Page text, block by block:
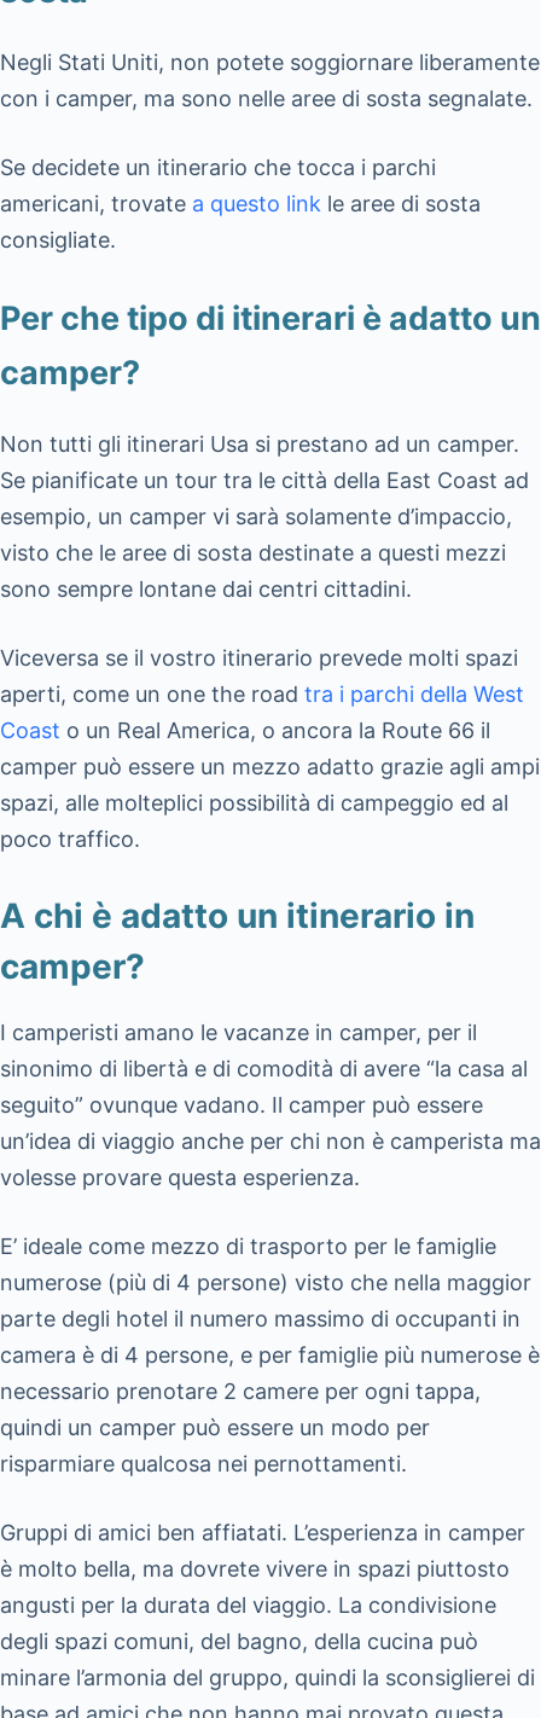
Negli Stati Uniti, non potete soggiornare liberamente
con i camper, ma sono nelle aree di sosta segnalate.
Se decidete un itinerario che tocca i parchi
americani, trovate a questo link le aree di sosta
consigliate.
Per che tipo di itinerari è adatto un
camper?
Non tutti gli itinerari Usa si prestano ad un camper.
Se pianificate un tour tra le città della East Coast ad
esempio, un camper vi sarà solamente d’impaccio,
visto che le aree di sosta destinate a questi mezzi
sono sempre lontane dai centri cittadini.
Viceversa se il vostro itinerario prevede molti spazi
aperti, come un one the road tra i parchi della West
Coast o un Real America, o ancora la Route 66 il
camper può essere un mezzo adatto grazie agli ampi
spazi, alle molteplici possibilità di campeggio ed al
poco traffico.
A chi è adatto un itinerario in
camper?
I camperisti amano le vacanze in camper, per il
sinonimo di libertà e di comodità di avere “la casa al
seguito” ovunque vadano. Il camper può essere
un’idea di viaggio anche per chi non è camperista ma
volesse provare questa esperienza.
E’ ideale come mezzo di trasporto per le famiglie
numerose (più di 4 persone) visto che nella maggior
parte degli hotel il numero massimo di occupanti in
camera è di 4 persone, e per famiglie più numerose è
necessario prenotare 2 camere per ogni tappa,
quindi un camper può essere un modo per
risparmiare qualcosa nei pernottamenti.
Gruppi di amici ben affiatati. L’esperienza in camper
è molto bella, ma dovrete vivere in spazi piuttosto
angusti per la durata del viaggio. La condivisione
degli spazi comuni, del bagno, della cucina può
minare l’armonia del gruppo, quindi la sconsiglierei di